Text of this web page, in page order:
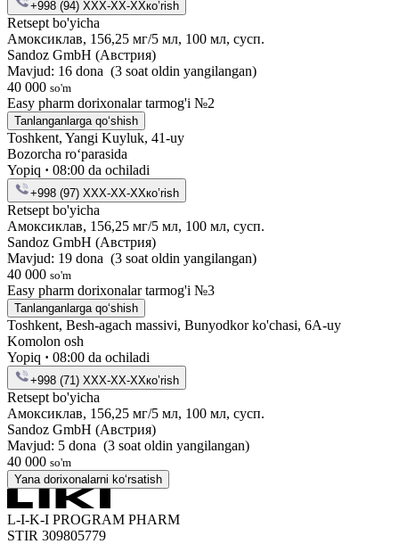
+998 (94) XXX-XX-XXкo’rish
Retsept bo'yicha
Амоксиклав, 156,25 мг/5 мл, 100 мл, сусп.
Sandoz GmbH (Австрия)
Mavjud: 16 dona (3 soat oldin yangilangan)
40 000 so'm
Easy pharm dorixonalar tarmog'i №2
Tanlanganlarga qo‘shish
Toshkent, Yangi Kuyluk, 41-uy
Bozorcha ro‘parasida
Yopiq · 08:00 da ochiladi
+998 (97) XXX-XX-XXкo’rish
Retsept bo'yicha
Амоксиклав, 156,25 мг/5 мл, 100 мл, сусп.
Sandoz GmbH (Австрия)
Mavjud: 19 dona (3 soat oldin yangilangan)
40 000 so'm
Easy pharm dorixonalar tarmog'i №3
Tanlanganlarga qo‘shish
Toshkent, Besh-agach massivi, Bunyodkor ko'chasi, 6A-uy
Komolon osh
Yopiq · 08:00 da ochiladi
+998 (71) XXX-XX-XXкo’rish
Retsept bo'yicha
Амоксиклав, 156,25 мг/5 мл, 100 мл, сусп.
Sandoz GmbH (Австрия)
Mavjud: 5 dona (3 soat oldin yangilangan)
40 000 so'm
Yana dorixonalarni ko‘rsatish
L-I-K-I PROGRAM PHARM
STIR 309805779